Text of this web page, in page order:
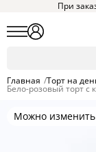
При
Главная /Торт на
Бело-розовый торт с
Можно изменить